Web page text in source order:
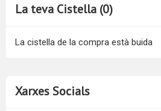
La teva Cistella (0)
La cistella de la compra està buida
Xarxes Socials